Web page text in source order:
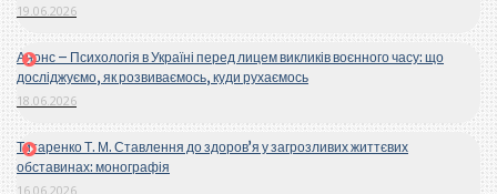
19.06.2026
Анонс – Психологія в Україні перед лицем викликів воєнного часу: що
досліджуємо, як розвиваємось, куди рухаємось
18.06.2026
Титаренко Т. М. Ставлення до здоров’я у загрозливих життєвих
обставинах: монографія
16.06.2026